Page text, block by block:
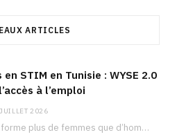
ARTICLES
en STIM en Tunisie : WYSE 2.0
à l’emploi
2026
La Tunisie forme plus de femmes que d’hommes dans les filières scientifiques. Pourtant, pour beaucoup…